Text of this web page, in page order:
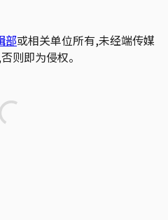
部或相关单位所有,未经端传媒
则即为侵权。